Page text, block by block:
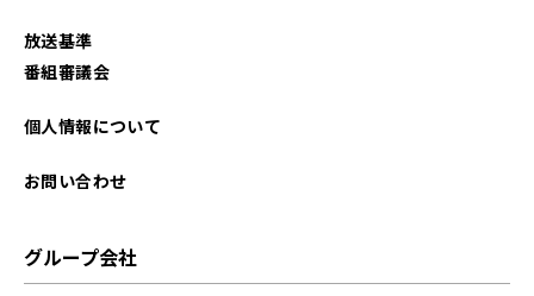
放送基準
番組審議会
個人情報について
お問い合わせ
グループ会社